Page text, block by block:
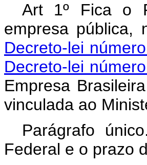
Art 1º Fica o
empresa
Decreto-lei
Decreto-lei
Empresa
vinculada ao
Parágrafo
Federal e o prazo